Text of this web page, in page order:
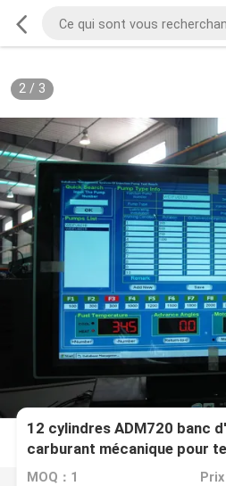
2/ 3
12 cylindres ADM720 banc
carburant mécanique pour
pompes
MOQ：1